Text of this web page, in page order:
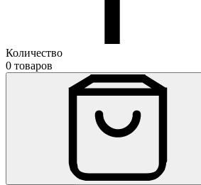
Количество
0 товаров